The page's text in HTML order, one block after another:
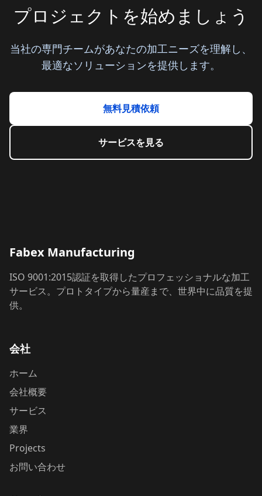
プロジェクトを始めましょう
当社の専門チームがあなたの加工ニーズを理解し、
最適なソリューションを提供します。
無料見積依頼
サービスを見る
Fabex Manufacturing
ISO 9001:2015認証を取得したプロフェッショナルな加工
サービス。プロトタイプから量産まで、世界中に品質を提
供。
会社
ホーム
会社概要
サービス
業界
Projects
お問い合わせ